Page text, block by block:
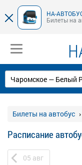
НА-
Билеты на
Билеты на автобус
Расписание
05 авг